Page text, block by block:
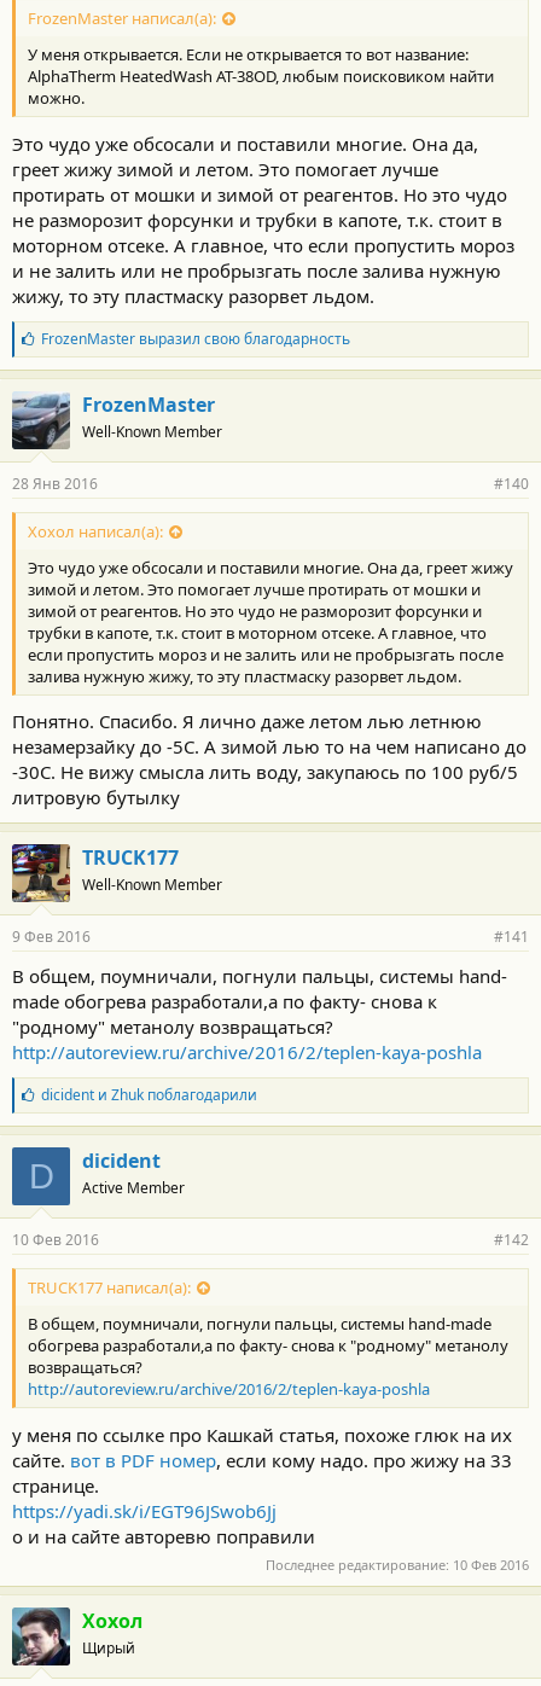
FrozenMaster написал(а):
У меня открывается. Если не открывается то вот название:
AlphaTherm HeatedWash AT-38OD, любым поисковиком найти
можно.
Это чудо уже обсосали и поставили многие. Она да,
греет жижу зимой и летом. Это помогает лучше
протирать от мошки и зимой от реагентов. Но это чудо
не разморозит форсунки и трубки в капоте, т.к. стоит в
моторном отсеке. А главное, что если пропустить мороз
и не залить или не пробрызгать после залива нужную
жижу, то эту пластмаску разорвет льдом.
Б
л
а
г
о
д
а
н
о
с
и
:
FrozenMasterвыразил свою благодарность
FrozenMaster
Well-Known Member
28 Янв 2016 #140
Хохол написал(а):
Это чудо уже обсосали и поставили многие. Она да, греет жижу
зимой и летом. Это помогает лучше протирать от мошки и
зимой от реагентов. Но это чудо не разморозит форсунки и
трубки в капоте, т.к. стоит в моторном отсеке. А главное, что
если пропустить мороз и не залить или не пробрызгать после
залива нужную жижу, то эту пластмаску разорвет льдом.
Понятно. Спасибо. Я лично даже летом лью летнюю
незамерзайку до -5С. А зимой лью то на чем написано до
-30С. Не вижу смысла лить воду, закупаюсь по 100 руб/5
литровую бутылку
TRUCK177
Well-Known Member
9 Фев 2016 #141
В общем, поумничали, погнули пальцы, системы hand-
made обогрева разработали,а по факту- снова к
"родному" метанолу возвращаться?
http://autoreview.ru/archive/2016/2/teplen-kaya-poshla
Б
л
а
г
о
д
а
н
о
с
и
:
dicidentи Zhukпоблагодарили
D dicident
Active Member
10 Фев 2016 #142
TRUCK177 написал(а):
В общем, поумничали, погнули пальцы, системы hand-made
обогрева разработали,а по факту- снова к "родному" метанолу
возвращаться?
http://autoreview.ru/archive/2016/2/teplen-kaya-poshla
у меня по ссылке про Кашкай статья, похоже глюк на их
сайте. вот в PDF номер, если кому надо. про жижу на 33
странице.
https://yadi.sk/i/EGT96JSwob6Jj
о и на сайте авторевю поправили
Последнее редактирование: 10 Фев 2016
Хохол
Щирый